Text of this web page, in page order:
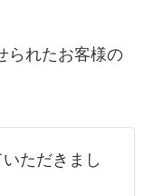
られたお客様の
ただきまし